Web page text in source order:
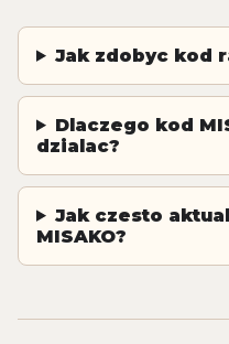
Jak zdobyc kod
Dlaczego kod
dzialac?
Jak czesto
MISAKO?